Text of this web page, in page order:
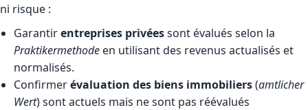
ni risque :
Garantirentreprises privéessont évalués selon la
Praktikermethode en utilisant des revenus actualisés et
normalisés.
Confirmerévaluation des biens immobiliers(amtlicher
Wert) sont actuels mais ne sont pas réévalués